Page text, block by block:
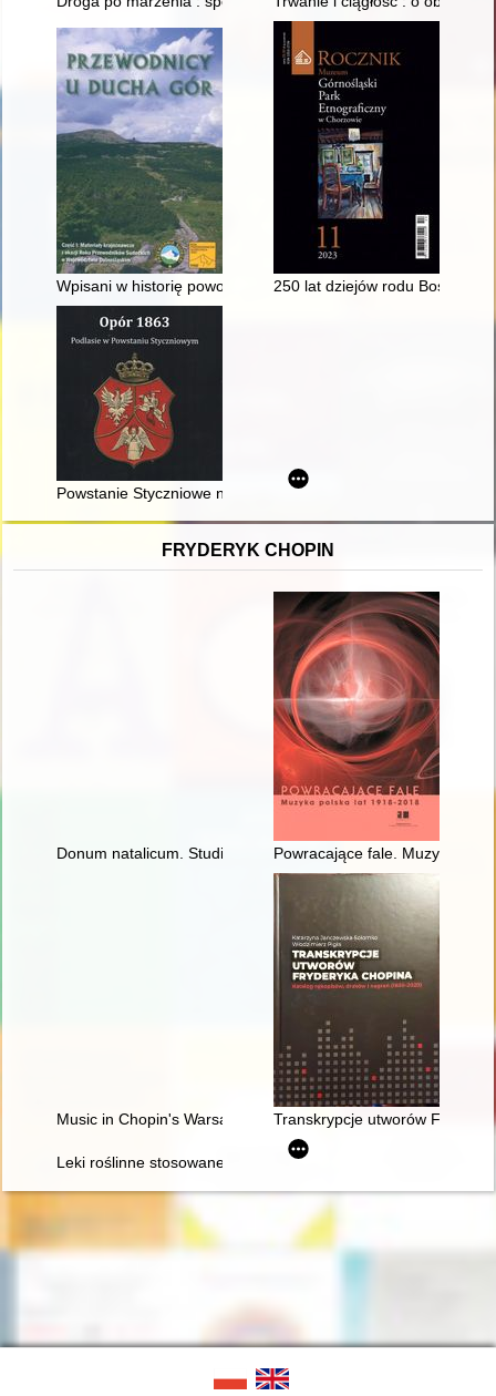
Wpisani w historię powojennego Wrocławia : subiektywny
250 lat dziejów rodu Bossków
Powstanie Styczniowe na Podlasiu
FRYDERYK CHOPIN
Donum natalicum. Studia Thaddaeo Przybylski octogenario
Powracające fale. Muzyka
Music in Chopin's Warsaw Transkrypcje utworów
Leki roślinne stosowane w leczeniu Fryderyka Chopina